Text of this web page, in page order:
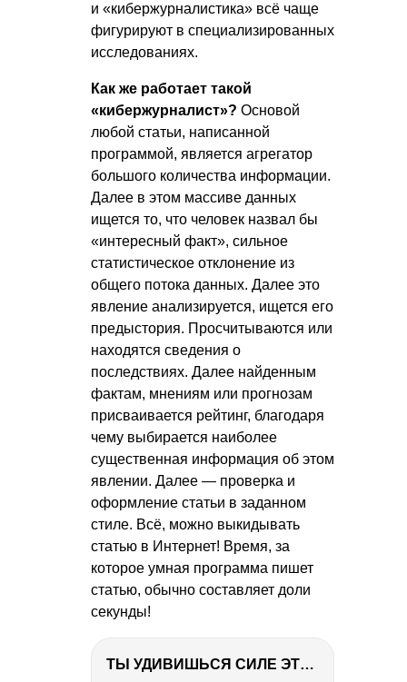
и «кибержурналистика» всё чаще
фигурируют в специализированных
исследованиях.
Как же работает такой
«кибержурналист»? Основой
любой статьи, написанной
программой, является агрегатор
большого количества информации.
Далее в этом массиве данных
ищется то, что человек назвал бы
«интересный факт», сильное
статистическое отклонение из
общего потока данных. Далее это
явление анализируется, ищется его
предыстория. Просчитываются или
находятся сведения о
последствиях. Далее найденным
фактам, мнениям или прогнозам
присваивается рейтинг, благодаря
чему выбирается наиболее
существенная информация об этом
явлении. Далее — проверка и
оформление статьи в заданном
стиле. Всё, можно выкидывать
статью в Интернет! Время, за
которое умная программа пишет
статью, обычно составляет доли
секунды!
ТЫ УДИВИШЬСЯ СИЛЕ ЭТО ЧЕЛОВЕКА! Блог о нашей поездке в Вышний Волочек